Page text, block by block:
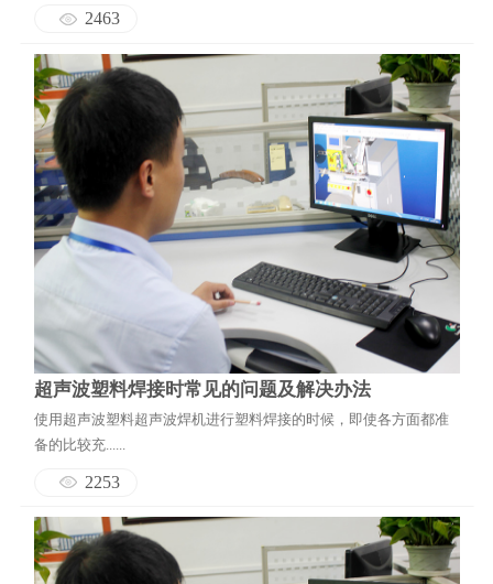
2463
超声波塑料焊接时常见的问题及解决办法
使用超声波塑料超声波焊机进行塑料焊接的时候，即使各方面都准
备的比较充......
2253